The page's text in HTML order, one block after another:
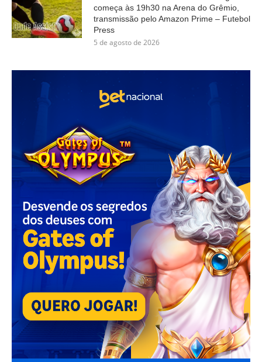
começa às 19h30 na Arena do Grêmio,
transmissão pelo Amazon Prime – Futebol
Press
5 de agosto de 2026